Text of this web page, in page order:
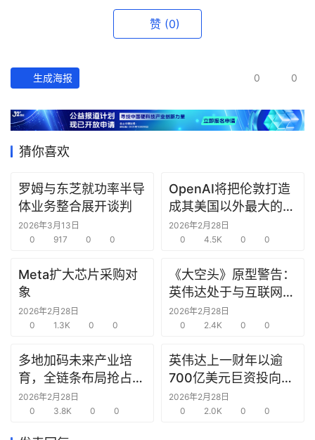
数
据
选
报
告
投
之
窗
机
链
合
赞 (0)
生成海报 0 0
猜你喜欢
罗姆与东芝就功率半导
体业务整合展开谈判
2026年3月13日
0
917 0 0
OpenAI将把伦敦打造
成其美国以外最大的研
究中心
2026年2月28日
0
4.5K 0 0
Meta扩大芯片采购对
象
2026年2月28日
0
1.3K 0 0
《大空头》原型警告：
英伟达处于与互联网泡
沫时期思科同样的“危
险境地”
2026年2月28日
0
2.4K 0 0
多地加码未来产业培
育，全链条布局抢占新
赛道先机
2026年2月28日
0
3.8K 0 0
英伟达上一财年以逾
700亿美元巨资投向合
作方，竭力巩固AI芯片
需求
2026年2月28日
0
2.0K 0 0